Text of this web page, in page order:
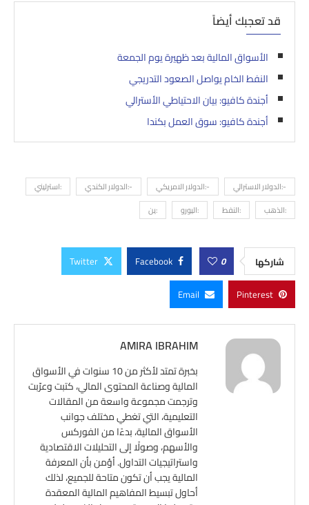
قد تعجبك أيضاً
الأسواق المالية بعد ظهيرة يوم الجمعة
النفط الخام يواصل الصعود التدريجي
أجندة كافيو: بيان الاحتياطي الأسترالي
أجندة كافيو: سوق العمل بكندا
-:الدولار الاسترالي -:الدولار الامريكي -:الدولار الكندي
:استرليني
:الذهب
:النفط :اليورو :ين
شاركها 0
Facebook
Twitter
Pinterest
Email
AMIRA IBRAHIM
بخبرة تمتد لأكثر من 10 سنوات في الأسواق
المالية وصناعة المحتوى المالي، كتبت وعرّبت
وترجمت مجموعة واسعة من المقالات
التعليمية، التي تغطي مختلف جوانب
الأسواق المالية، بدءًا من الفوركس
والأسهم، وصولًا إلى التحليلات الاقتصادية
واستراتيجيات التداول. أؤمن بأن المعرفة
المالية يجب أن تكون متاحة للجميع، لذلك
أحاول تبسيط المفاهيم المالية المعقدة